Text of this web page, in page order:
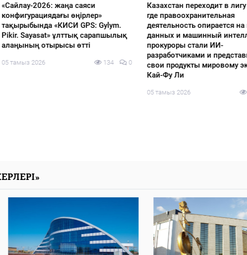
«Сайлау-2026: жаңа саяси
конфигурациядағы өңірлер»
тақырыбында «КИСИ GPS: Gylym.
Pikir. Sayasat» ұлттық сарапшылық
алаңының отырысы өтті
05 тамыз 2026 134 0
Казахстан переходит в лигу
где правоохранительная
деятельность опирается на
данных и машинный
прокуроры стали ИИ-
разработчиками и
свои продукты мировому
Кай-Фу Ли
05 тамыз 2026